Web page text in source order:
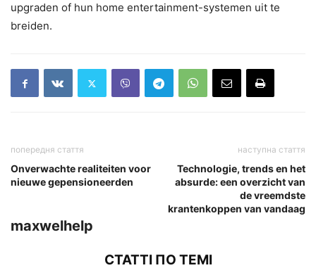
upgraden of hun home entertainment-systemen uit te
breiden.
попередня стаття
Onverwachte realiteiten voor
nieuwe gepensioneerden
наступна стаття
Technologie, trends en het
absurde: een overzicht van
de vreemdste
krantenkoppen van vandaag
maxwelhelp
СТАТТІ ПО ТЕМІ